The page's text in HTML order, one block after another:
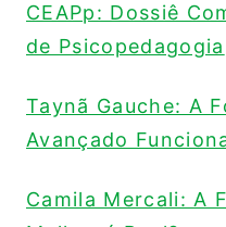
CEAPp: Dossiê
de Psicopedagogia
Taynã Gauche: A
Avançado
Camila Mercali: A